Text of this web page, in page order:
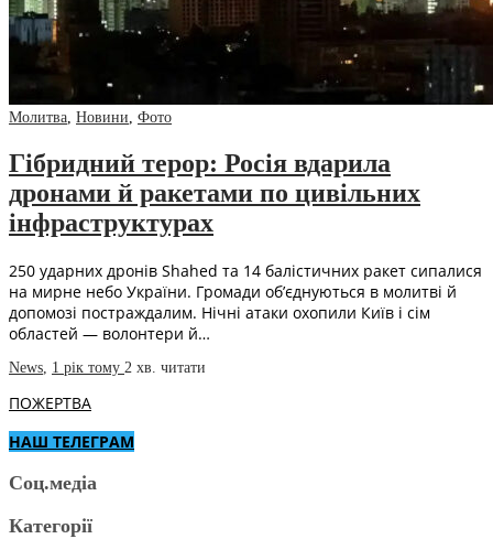
Молитва, Новини, Фото
Гібридний терор: Росія вдарила
дронами й ракетами по цивільних
інфраструктурах
250 ударних дронів Shahed та 14 балістичних ракет сипалися
на мирне небо України. Громади об’єднуються в молитві й
допомозі постраждалим. Нічні атаки охопили Київ і сім
областей — волонтери й…
News, 1 рік тому 2 хв. читати
ПОЖЕРТВА
НАШ ТЕЛЕГРАМ
Соц.медіа
Категорії